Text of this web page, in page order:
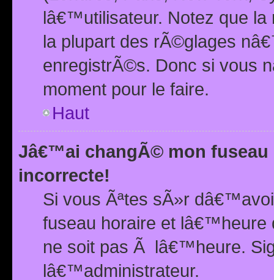
lâ€™utilisateur. Notez que la
la plupart des rÃ©glages
enregistrÃ©s. Donc si vous
moment pour le faire.
Haut
Jâ€™ai changÃ© mon
incorrecte!
Si vous Ãªtes sÃ»r
fuseau horaire et
ne soit pas Ã lâ€™heure.
lâ€™administrateur.